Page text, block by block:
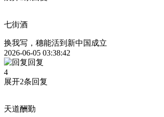
七街酒
换我写，穗能活到新中国成立
2026-06-05 03:38:42
回复
4
展开2条回复
天道酬勤